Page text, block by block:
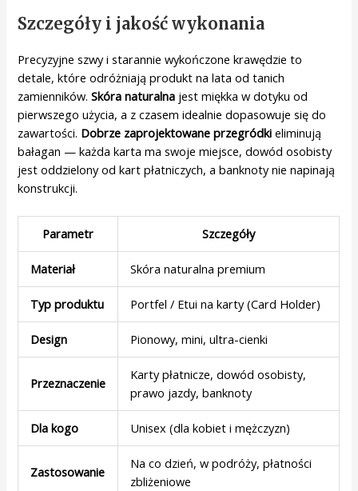
Szczegóły i jakość wykonania
Precyzyjne szwy i starannie wykończone krawędzie to
detale, które odróżniają produkt na lata od tanich
zamienników.Skóra naturalna jest miękka w dotyku od
pierwszego użycia, a z czasem idealnie dopasowuje się do
zawartości. Dobrze zaprojektowane przegródki eliminują
bałagan — każda karta ma swoje miejsce, dowód osobisty
jest oddzielony od kart płatniczych, a banknoty nie napinają
konstrukcji.
Parametr Szczegóły
Materiał Skóra naturalna premium
Typ produktu Portfel / Etui na karty (Card Holder)
Design Pionowy, mini, ultra-cienki
Przeznaczenie
Karty płatnicze, dowód osobisty,
prawo jazdy, banknoty
Dla kogo Unisex (dla kobiet i mężczyzn)
Zastosowanie
Na co dzień, w podróży, płatności
zbliżeniowe